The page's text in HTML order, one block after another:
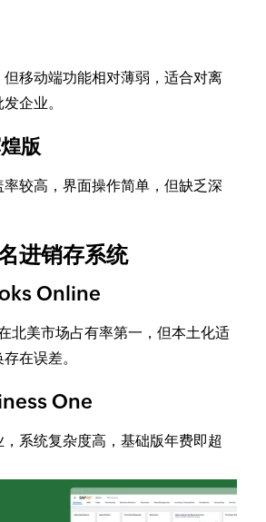
移动端功能相对薄弱，适合对离
企业。
版
较高，界面操作简单，但缺乏深
进销存系统
Online
北美市场占有率第一，但本土化适
在误差。
One
系统复杂度高，基础版年费即超